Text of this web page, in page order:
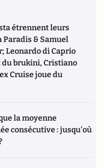
étrennent leurs
Paradis & Samuel
Leonardo di Caprio
brukini, Cristiano
Cruise joue du
la moyenne
consécutive : jusqu'où